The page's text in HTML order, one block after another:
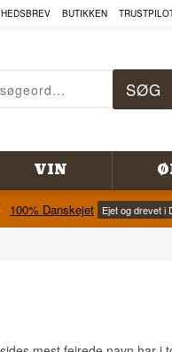
BUTIKKEN
VIN
100% Danskejet Ejet og drevet i